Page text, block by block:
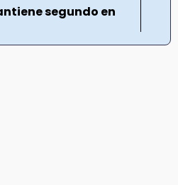
segundo en